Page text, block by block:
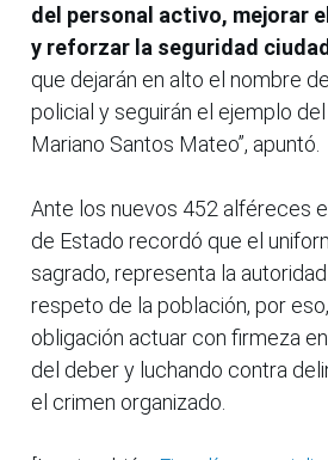
del personal activo, mejorar
y reforzar la seguridad
que dejarán en alto el nombre
policial y seguirán el ejemplo del
Mariano Santos Mateo”, apuntó.
Ante los nuevos 452 alféreces
de Estado recordó que el
sagrado, representa la
respeto de la población, por
obligación actuar con firmeza
del deber y luchando contra
el crimen organizado.